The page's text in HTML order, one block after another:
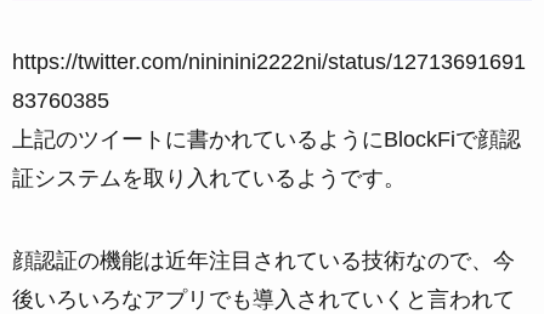
https://twitter.com/nininini2222ni/status/12713691691
83760385
上記のツイートに書かれているようにBlockFiで顔認
証システムを取り入れているようです。
顔認証の機能は近年注目されている技術なので、今
後いろいろなアプリでも導入されていくと言われて